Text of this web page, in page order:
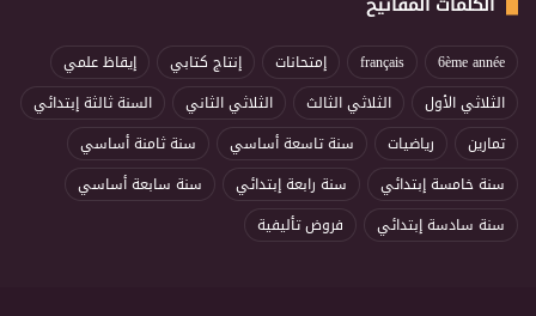
6ème année
français إمتحانات إنتاج كتابي
إيقاظ علمي
الثلاثي الأول
الثلاثي الثالث الثلاثي الثاني
السنة ثالثة إبتدائي
تمارين
رياضيات سنة تاسعة أساسي
سنة ثامنة أساسي
سنة خامسة إبتدائي
سنة رابعة إبتدائي
سنة سابعة أساسي
سنة سادسة إبتدائي
فروض تأليفية